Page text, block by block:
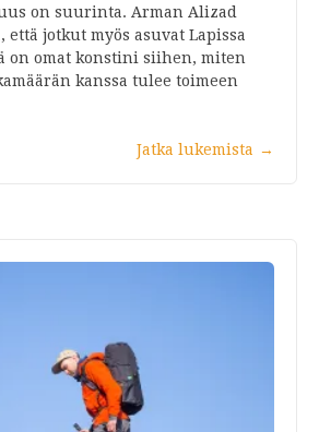
on suurinta. Arman Alizad
jotkut myös asuvat Lapissa
on omat konstini siihen, miten
kanssa tulee toimeen
Jatka lukemista →